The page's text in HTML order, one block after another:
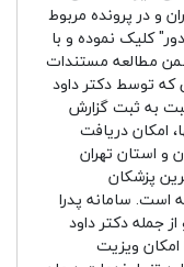
و در پرونده مربوط
کلیک نموده و با
مطالعه مستندات
توسط دکتر داود
به ثبت گزارش
امکان دریافت
و استان تهران
پزشکان
است. سامانه پدرا
جمله دکتر داود
امکان ویزیت